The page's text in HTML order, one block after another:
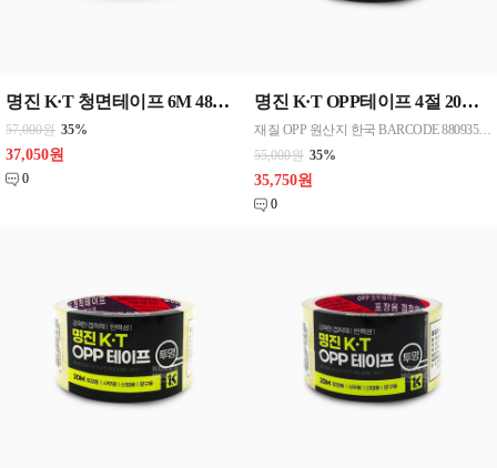
명진 K·T 청면테이프 6M 48mmx6M 50개한박스단위 판매
57,000원 35%
37,050원
0
명진 K·T OPP테이프 4절 20M(투명) 4절/48mmx20M 50개한박스단위 판매
재질 OPP 원산지 한국 BARCODE 8809357185864
55,000원 35%
35,750원
0